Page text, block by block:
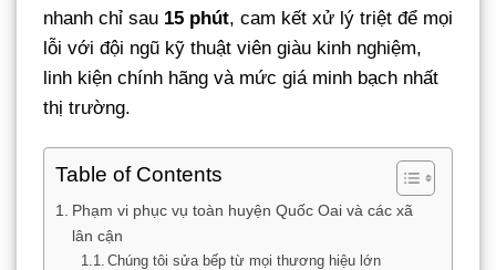
nhanh chỉ sau 15 phút, cam kết xử lý triệt để mọi
lỗi với đội ngũ kỹ thuật viên giàu kinh nghiệm,
linh kiện chính hãng và mức giá minh bạch nhất
thị trường.
Table of Contents
Phạm vi phục vụ toàn huyện Quốc Oai và các xã
lân cận
Chúng tôi sửa bếp từ mọi thương hiệu lớn